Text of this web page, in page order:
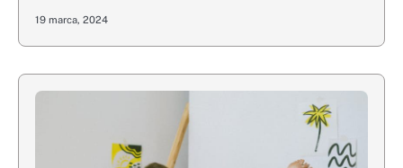
19 marca, 2024